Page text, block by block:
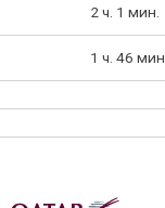
2 ч. 1 мин.
1 ч. 46 мин.